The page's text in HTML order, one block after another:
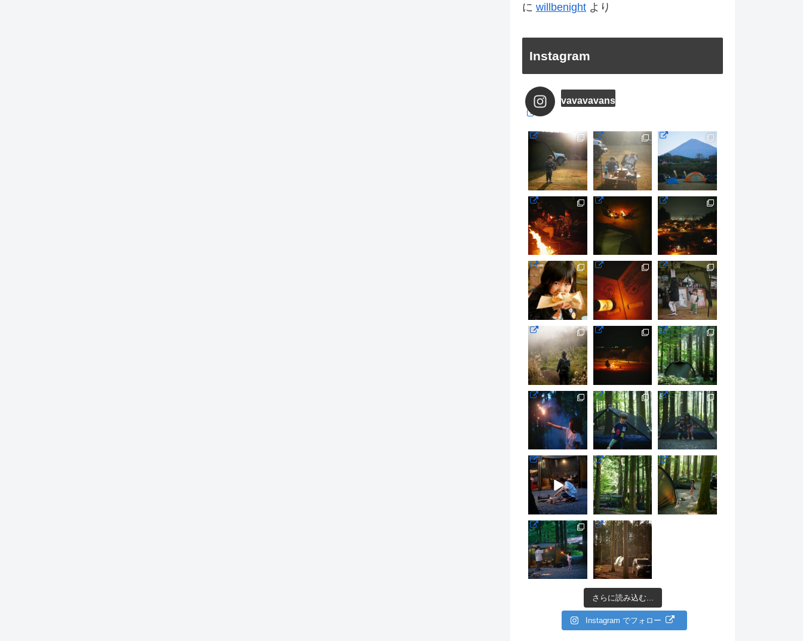
に willbenight より
Instagram
vavavavans
さらに読み込む...
Instagram でフォロー